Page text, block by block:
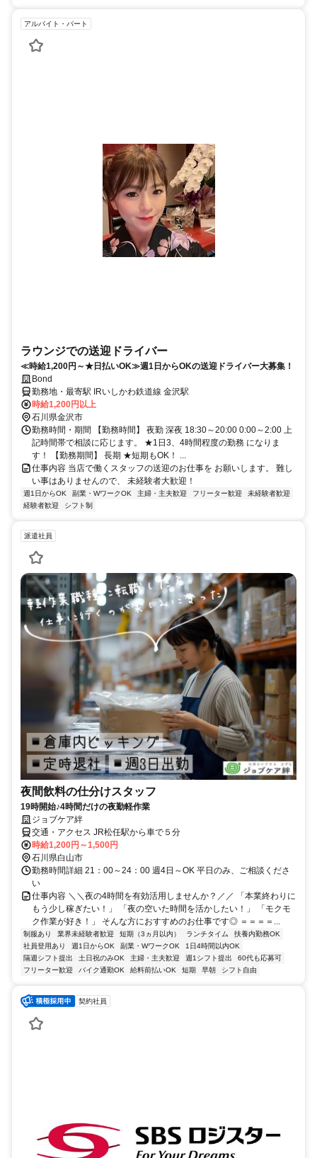
アルバイト・パート
ラウンジでの送迎ドライバー
≪時給1,200円～★日払いOK≫週1日からOKの送迎ドライバー大募集！
Bond
勤務地・最寄駅 IRいしかわ鉄道線 金沢駅
時給1,200円以上
石川県金沢市
勤務時間・期間 【勤務時間】 夜勤 深夜 18:30～20:00 0:00～2:00 上
記時間帯で相談に応じます。 ★1日3、4時間程度の勤務 になりま
す！ 【勤務期間】 長期 ★短期もOK！ ...
仕事内容 当店で働くスタッフの送迎のお仕事を お願いします。 難し
い事はありませんので、 未経験者大歓迎！
週1日からOK 副業・WワークOK 主婦・主夫歓迎 フリーター歓迎
未経験者歓迎
経験者歓迎
シフト制
派遣社員
夜間飲料の仕分けスタッフ
19時開始♪4時間だけの夜勤軽作業
ジョブケア絆
交通・アクセス JR松任駅から車で５分
時給1,200円～1,500円
石川県白山市
勤務時間詳細 21：00～24：00 週4日～OK 平日のみ、ご相談くださ
い
仕事内容 ＼＼夜の4時間を有効活用しませんか？／／ 「本業終わりに
もう少し稼ぎたい！」 「夜の空いた時間を活かしたい！」 「モクモ
ク作業が好き！」 そんな方におすすめのお仕事です◎ ＝＝＝＝...
制服あり 業界未経験者歓迎 短期（3ヵ月以内） ランチタイム
扶養内勤務OK
社員登用あり
週1日からOK 副業・WワークOK
1日4時間以内OK
隔週シフト提出
土日祝のみOK 主婦・主夫歓迎 週1シフト提出
60代も応募可
フリーター歓迎
バイク通勤OK 給料前払いOK 短期 早朝 シフト自由
契約社員